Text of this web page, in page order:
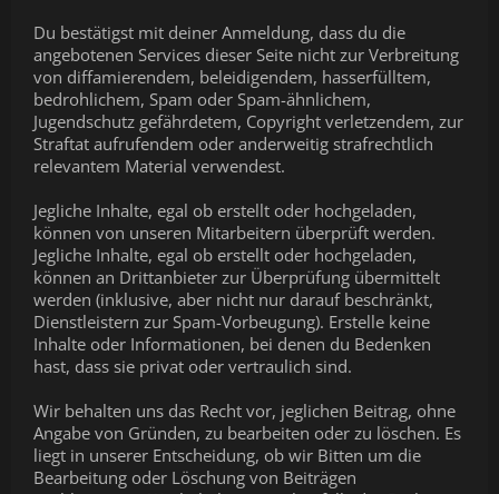
Du bestätigst mit deiner Anmeldung, dass du die
angebotenen Services dieser Seite nicht zur Verbreitung
von diffamierendem, beleidigendem, hasserfülltem,
bedrohlichem, Spam oder Spam-ähnlichem,
Jugendschutz gefährdetem, Copyright verletzendem, zur
Straftat aufrufendem oder anderweitig strafrechtlich
relevantem Material verwendest.
Jegliche Inhalte, egal ob erstellt oder hochgeladen,
können von unseren Mitarbeitern überprüft werden.
Jegliche Inhalte, egal ob erstellt oder hochgeladen,
können an Drittanbieter zur Überprüfung übermittelt
werden (inklusive, aber nicht nur darauf beschränkt,
Dienstleistern zur Spam-Vorbeugung). Erstelle keine
Inhalte oder Informationen, bei denen du Bedenken
hast, dass sie privat oder vertraulich sind.
Wir behalten uns das Recht vor, jeglichen Beitrag, ohne
Angabe von Gründen, zu bearbeiten oder zu löschen. Es
liegt in unserer Entscheidung, ob wir Bitten um die
Bearbeitung oder Löschung von Beiträgen